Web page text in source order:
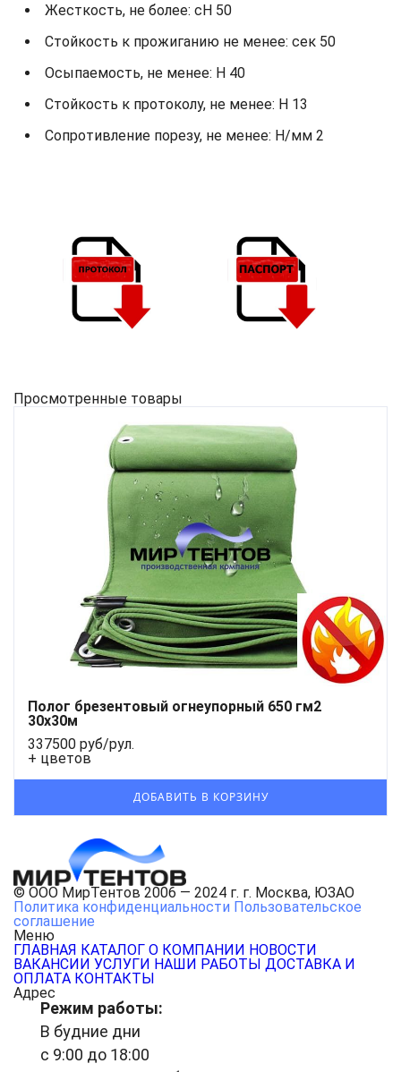
Жесткость, не более: cH 50
Стойкость к прожиганию не менее: сек 50
Осыпаемость, не менее: H 40
Стойкость к протоколу, не менее: H 13
Сопротивление порезу, не менее: Н/мм 2
Просмотренные товары
Полог брезентовый огнеупорный 650 гм2
30x30м
337500 руб/рул.
+ цветов
© ООО МирТентов 2006 — 2024 г. г. Москва, ЮЗАО
Политика конфиденциальности Пользовательское
соглашение
Меню
ГЛАВНАЯ КАТАЛОГ О КОМПАНИИ НОВОСТИ
ВАКАНСИИ УСЛУГИ НАШИ РАБОТЫ ДОСТАВКА И
ОПЛАТА КОНТАКТЫ
Адрес
Режим работы:
В будние дни
с 9:00 до 18:00